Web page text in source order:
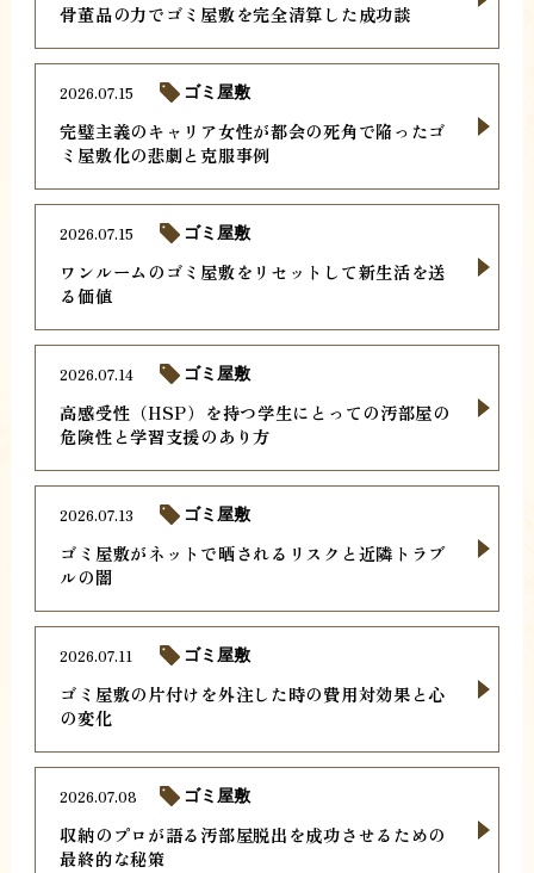
骨董品の力でゴミ屋敷を完全清算した成功談
完璧主義のキャリア女性が都会の死角で陥ったゴ
ミ屋敷化の悲劇と克服事例
2026.07.15 ゴミ屋敷
ワンルームのゴミ屋敷をリセットして新生活を送
る価値
2026.07.15 ゴミ屋敷
高感受性（HSP）を持つ学生にとっての汚部屋の
危険性と学習支援のあり方
2026.07.14 ゴミ屋敷
ゴミ屋敷がネットで晒されるリスクと近隣トラブ
ルの闇
2026.07.13 ゴミ屋敷
ゴミ屋敷の片付けを外注した時の費用対効果と心
の変化
2026.07.11 ゴミ屋敷
収納のプロが語る汚部屋脱出を成功させるための
最終的な秘策
2026.07.08 ゴミ屋敷